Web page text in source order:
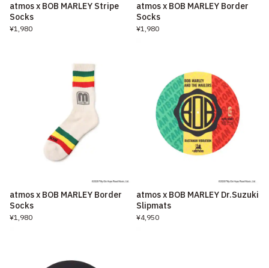
atmos x BOB MARLEY Stripe
Socks
¥1,980
atmos x BOB MARLEY Border
Socks
¥1,980
atmos x BOB MARLEY Border
Socks
¥1,980
atmos x BOB MARLEY Dr.Suzuki
Slipmats
¥4,950